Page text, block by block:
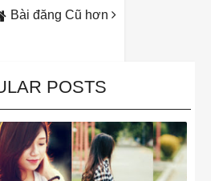
Bài đăng Cũ hơn
POSTS